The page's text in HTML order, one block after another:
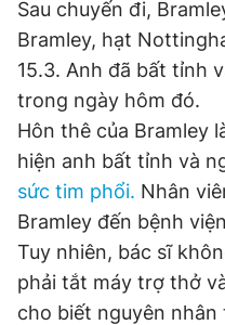
Giấy phép xuất bản số 110/
© 2003-2026 Bản quyền
chép dưới mọi hình thức nếu
bản. Phát triển bởi ePi
Sau chuyến đi,
Bramley, hạt
15.3. Anh đã bất tỉnh
trong ngày hôm đó.
Hôn thê của Bramley
hiện anh bất tỉnh và
sức tim phổi. Nhân
Bramley đến bệnh
Tuy nhiên, bác sĩ
phải tắt máy trợ thở
cho biết nguyên